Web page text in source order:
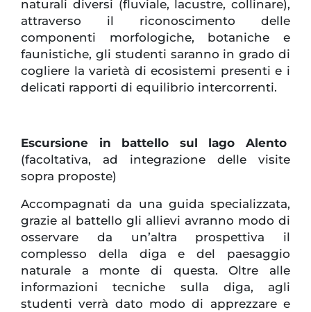
naturali diversi (fluviale, lacustre, collinare),
attraverso il riconoscimento delle
componenti morfologiche, botaniche e
faunistiche, gli studenti saranno in grado di
cogliere la varietà di ecosistemi presenti e i
delicati rapporti di equilibrio intercorrenti.
Escursione in battello sul lago Alento
(facoltativa, ad integrazione delle visite
sopra proposte)
Accompagnati da una guida specializzata,
grazie al battello gli allievi avranno modo di
osservare da un’altra prospettiva il
complesso della diga e del paesaggio
naturale a monte di questa. Oltre alle
informazioni tecniche sulla diga, agli
studenti verrà dato modo di apprezzare e